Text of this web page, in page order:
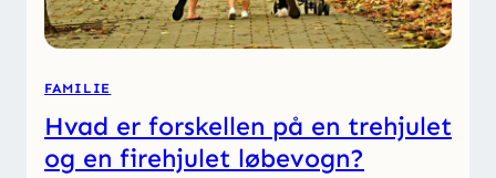
FAMILIE
Hvad er forskellen på en trehjulet
og en firehjulet løbevogn?